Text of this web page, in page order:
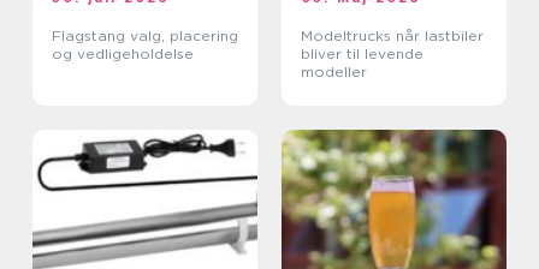
Flagstang valg, placering
og vedligeholdelse
Modeltrucks når lastbiler
bliver til levende
modeller